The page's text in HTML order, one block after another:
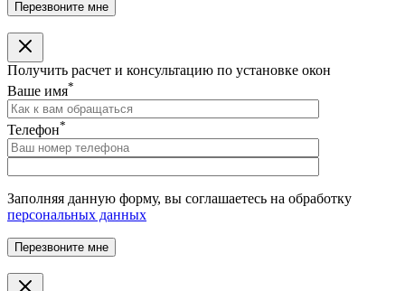
Получить расчет и консультацию по установке окон
Ваше имя*
Телефон*
Заполняя данную форму, вы соглашаетесь на обработку
персональных данных